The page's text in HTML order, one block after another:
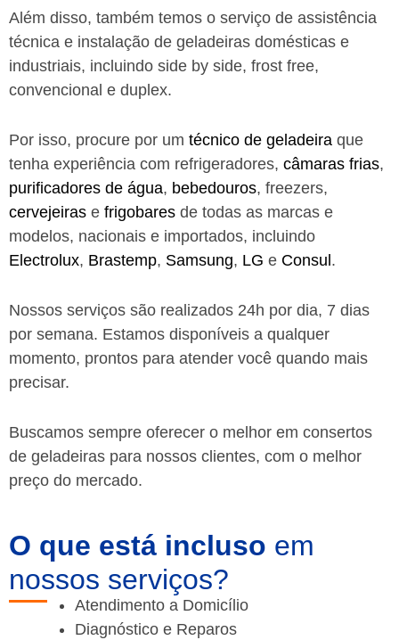
Além disso, também temos o serviço de assistência
técnica e instalação de geladeiras domésticas e
industriais, incluindo side by side, frost free,
convencional e duplex.
Por isso, procure por um técnico de geladeira que
tenha experiência com refrigeradores, câmaras frias,
purificadores de água, bebedouros, freezers,
cervejeiras e frigobares de todas as marcas e
modelos, nacionais e importados, incluindo
Electrolux, Brastemp, Samsung, LG e Consul .
Nossos serviços são realizados 24h por dia, 7 dias
por semana. Estamos disponíveis a qualquer
momento, prontos para atender você quando mais
precisar.
Buscamos sempre oferecer o melhor em consertos
de geladeiras para nossos clientes, com o melhor
preço do mercado.
O que está incluso em
nossos serviços?
Atendimento a Domicílio
Diagnóstico e Reparos